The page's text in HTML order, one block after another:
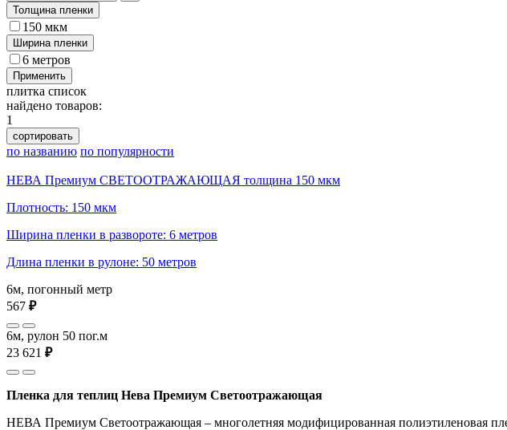
Толщина пленки
150 мкм
Ширина пленки
6 метров
Применить
плитка список
найдено товаров:
1
сортировать
по названию по популярности
НЕВА Премиум СВЕТООТРАЖАЮЩАЯ толщина 150 мкм
Плотность: 150 мкм
Ширина пленки в развороте: 6 метров
Длина пленки в рулоне: 50 метров
6м, погонный метр
567 ₽
6м, рулон 50 пог.м
23 621 ₽
Пленка для теплиц Нева Премиум Светоотражающая
НЕВА Премиум Светоотражающая – многолетняя модифицированная полиэтиленовая